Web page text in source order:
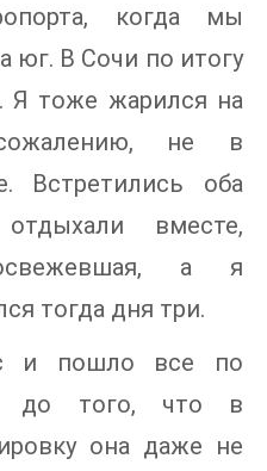
когда мы
юг. В Сочи по итогу
Я тоже жарился на
не в
Встретились оба
вместе,
а я
тогда дня три.
и пошло все по
до того, что в
она даже не